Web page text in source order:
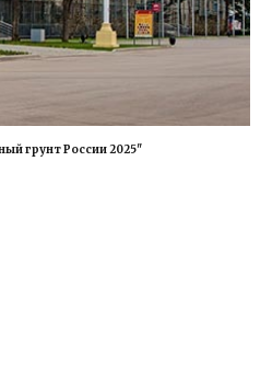
грунт России 2025"